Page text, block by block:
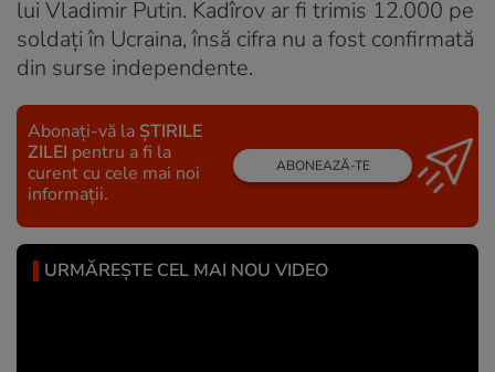
lui Vladimir Putin. Kadîrov ar fi trimis 12.000 pe
soldați în Ucraina, însă cifra nu a fost confirmată
din surse independente.
Abonați-vă la ȘTIRILE
ZILEI pentru a fi la
curent cu cele mai noi
informații.
ABONEAZĂ-TE
URMĂREȘTE CEL MAI NOU VIDEO